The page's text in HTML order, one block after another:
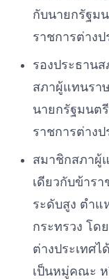
กับนายกรัฐม
ราชการต่าง
รองประธาน
สภาผู้แทนรา
นายกรัฐมนต
ราชการต่าง
สมาชิกสภาผู้
เดียวกับข้าร
ระดับสูง ตำแ
กระทรวง โด
ต่างประเทศไ
เป็นหมู่คณะ ห